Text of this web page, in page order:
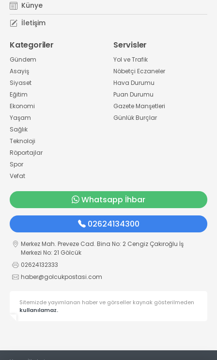
Künye
İletişim
Kategoriler
Gündem
Asayiş
Siyaset
Eğitim
Ekonomi
Yaşam
Sağlık
Teknoloji
Röportajlar
Spor
Vefat
Servisler
Yol ve Trafik
Nöbetçi Eczaneler
Hava Durumu
Puan Durumu
Gazete Manşetleri
Günlük Burçlar
Whatsapp İhbar
02624134300
Merkez Mah. Preveze Cad. Bina No: 2 Cengiz Çakıroğlu İş
Merkezi No: 21 Gölcük
02624132333
haber@golcukpostasi.com
Sitemizde yayımlanan haber ve görseller kaynak gösterilmeden
kullanılamaz.